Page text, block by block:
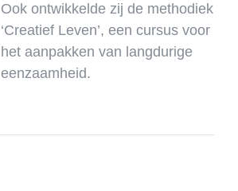
Ook ontwikkelde zij de methodiek
‘Creatief Leven’, een cursus voor
het aanpakken van langdurige
eenzaamheid.